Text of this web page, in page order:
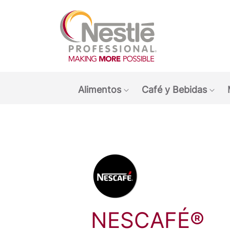
Alimentos
Show submenu:
Café y Bebidas
NESCAFÉ®